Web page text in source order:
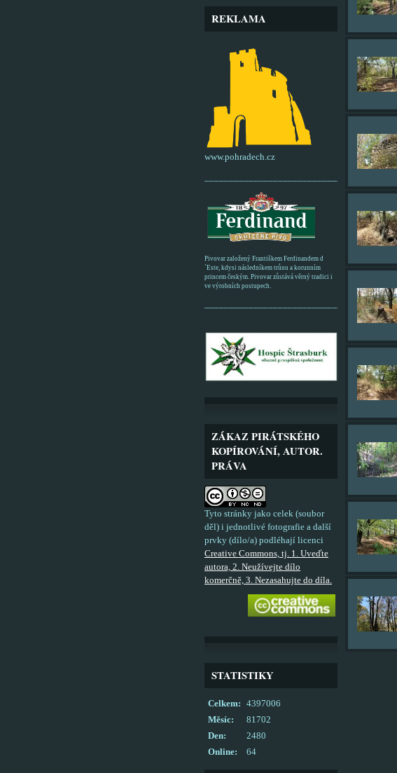
REKLAMA
www.pohradech.cz
Pivovar založený Františkem Ferdinandem d
´Este, kdysi následníkem trůnu a korunním
princem českým. Pivovar zůstává věrný tradici i
ve výrobních postupech.
ZÁKAZ PIRÁTSKÉHO
KOPÍROVÁNÍ, AUTOR.
PRÁVA
Tyto stránky jako celek (soubor
děl) i jednotlivé fotografie a další
prvky (dílo/a) podléhají licenci
Creative Commons, tj. 1. Uveďte
autora, 2. Neužívejte dílo
komerčně, 3. Nezasahujte do díla.
STATISTIKY
Online: 64
Celkem:
4397006
Měsíc:
81702
Den:
2480